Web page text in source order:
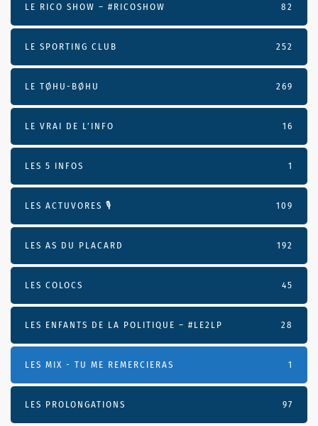
LE RICO SHOW – #RICOSHOW 82
LE SPORTING CLUB 252
LE TØHU-BØHU 269
LE VRAI DE L’INFO 16
LES 5 INFOS 1
LES ACTUVORES 🎙 109
LES AS DU PLACARD 192
LES COLOCS 45
LES ENFANTS DE LA POLITIQUE – #LE2LP 28
LES MIX - TU ME REMERCIERAS 1
LES PROLONGATIONS 97